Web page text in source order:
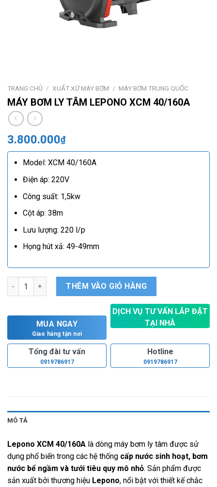
TRANG CHỦ / XUẤT XỨ MÁY BƠM / MÁY BƠM TRUNG QUỐC
MÁY BƠM LY TÂM LEPONO XCM 40/160A
3.800.000₫
Model: XCM 40/160A
Điện áp: 220V
Công suất: 1,5kw
Cột áp: 38m
Lưu lượng: 220 l/p
Họng hút xả: 49-49mm
Máy bơm ly tâm Lepono XCM 40/160A số lượng
THÊM VÀO GIỎ HÀNG
MUA NGAY
Giao hàng tận nơi
DỊCH VỤ TƯ VẤN LẮP ĐẶT
TẠI NHÀ
Tổng đài tư vấn
0919786917
Hotline
0919786917
MÔ TẢ
Lepono XCM 40/160A là dòng máy bơm ly tâm được sử
dụng phổ biến trong các hệ thống cấp nước sinh hoạt, bơm
nước bể ngầm và tưới tiêu quy mô nhỏ. Sản phẩm được
sản xuất bởi thương hiệu Lepono, nổi bật với thiết kế chắc